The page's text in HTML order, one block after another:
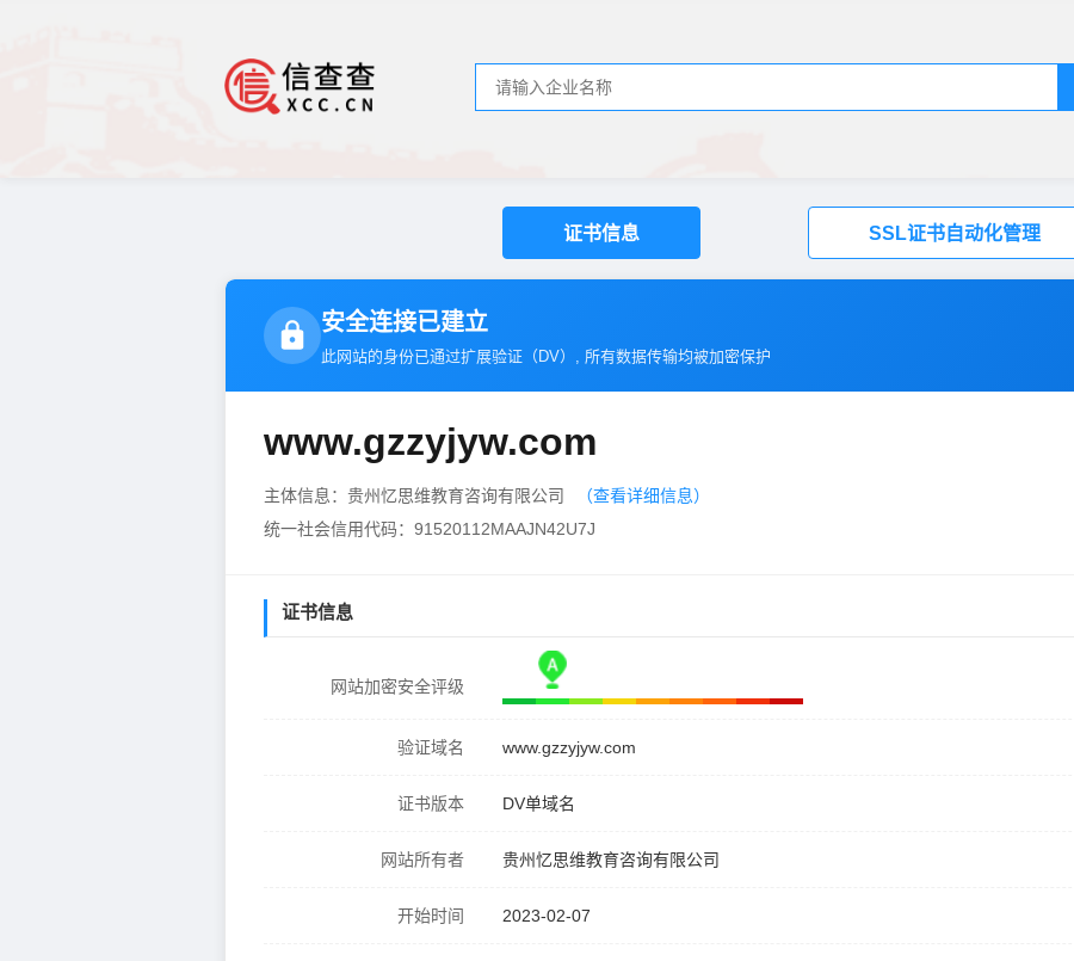
证书信息 SSL证书自动化管理
安全连接已建立
此网站的身份已通过扩展验证（ DV）, 所有数据传输均被加密保护
www.gzzyjyw.com
主体信息：贵州忆思维教育咨询有限公司
（查看详细信息）
统一社会信用代码：91520112MAAJN42U7J
证书信息
网站加密安全评级
验证域名 www.gzzyjyw.com
证书版本 DV单域名
网站所有者 贵州忆思维教育咨询有限公司
开始时间 2023-02-07